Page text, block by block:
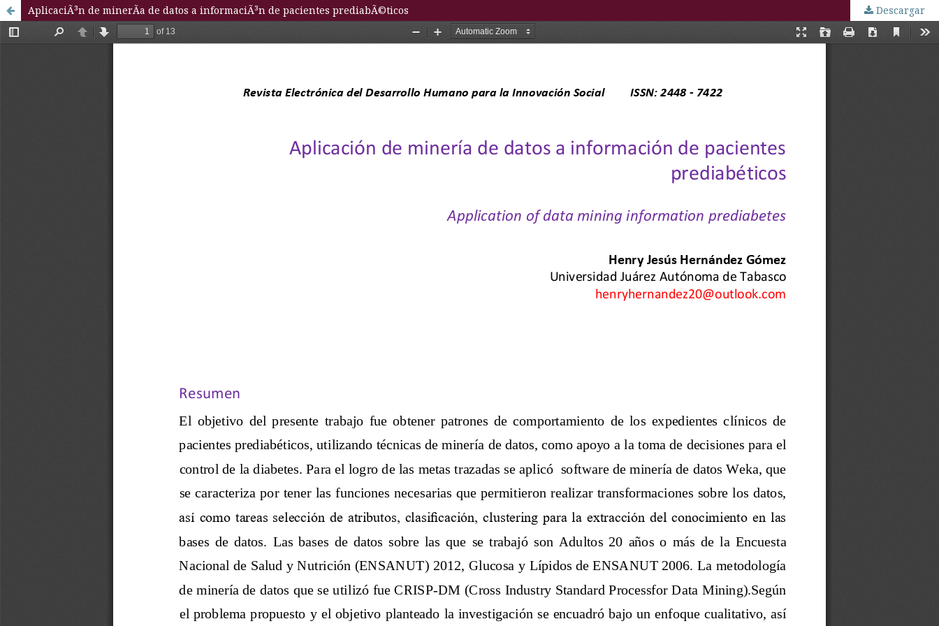
AplicaciÃ³n de minerÃ­a de datos a informaciÃ³n de pacientes prediabÃ©ticos Descargar